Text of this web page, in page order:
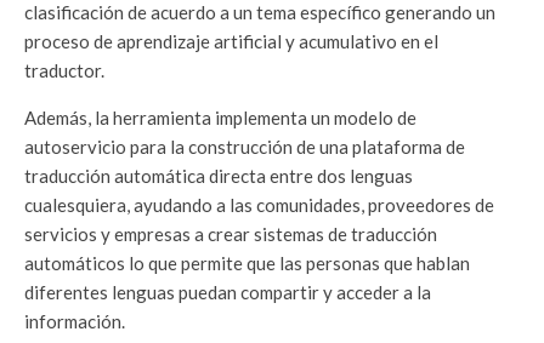
clasificación de acuerdo a un tema específico generando un
proceso de aprendizaje artificial y acumulativo en el
traductor.
Además, la herramienta implementa un modelo de
autoservicio para la construcción de una plataforma de
traducción automática directa entre dos lenguas
cualesquiera, ayudando a las comunidades, proveedores de
servicios y empresas a crear sistemas de traducción
automáticos lo que permite que las personas que hablan
diferentes lenguas puedan compartir y acceder a la
información.